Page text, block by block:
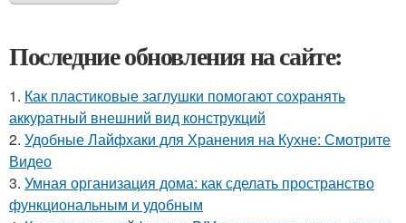
Последние обновления на сайте:
1. Как пластиковые заглушки помогают сохранять
аккуратный внешний вид конструкций
2. Удобные Лайфхаки для Хранения на Кухне: Смотрите
Видео
3. Умная организация дома: как сделать пространство
функциональным и удобным